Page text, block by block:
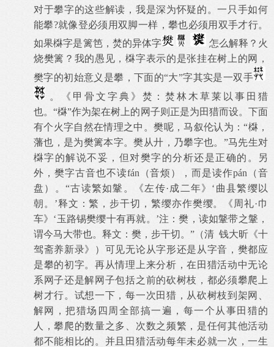
对于攀字的这些解读，我是深为怀疑的。一只手如何
能攀?就像登必须用双脚一样，攀也必须用双手才行。
如果棥字是篱笆，焚的异体字
怎么解释？火
烧樊篱？我的愚见，棥字表示的是张挂在树上的网，
樊字的初始意义是攀，下面的“大”字其实是一双手
。《甲骨文字典》焚：焚林木草莱以事田猎
也。“棥”作为架在树上的网子则正是为田猎而设。下面
有个火字自然在情理之中。樊呢，马叙伦认为：“棥，
藩也，是为樊篱本字。樊从廾，乃攀字也。”马先生对
棥字的解说不妥，但对樊字的分析还是正确的。另
外，樊字古音也不读fán （音烦），而是读作pán （音
盘）。“古读繁如鞶。《左传·成二年》‘曲县繁缨以
朝。’释文：繁，步干切，繁缨亦作樊缨。《周礼·巾
车》‘玉路锡樊缨十有再就。’注：樊，读如鞶带之鞶，
谓今马大带也。释文：樊，步干切。”（清 钱大昕《十
驾斋养新录》）可见无论从字形还是从字音，樊都应
是攀的初字。再从情理上来分析，在田猎活动中无论
系网子还是解网子包括之前的砍树枝，都必须攀爬上
树才行。试想一下，每一次田猎，从砍树枝到架网、
解网，把猎场四周全部搞一遍，每一个从事田猎的
人，攀爬的数量之多、次数之频繁，是任何其他活动
都不能相比的。并且田猎活动每年未必就一次，一生